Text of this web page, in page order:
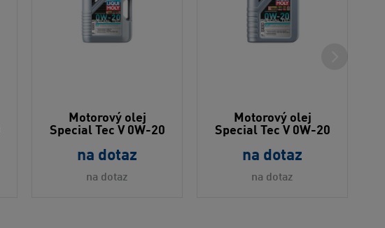
Motorový olej
Special Tec V 0W-20
na dotaz
na dotaz
Motorový olej
Special Tec V 0W-20
na dotaz
na dotaz